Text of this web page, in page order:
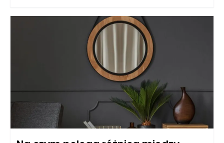
koszty związane z zakupem nowych mebli czy ich
przeróbkami. Na co więc zwrócić szczególną uwagę przy